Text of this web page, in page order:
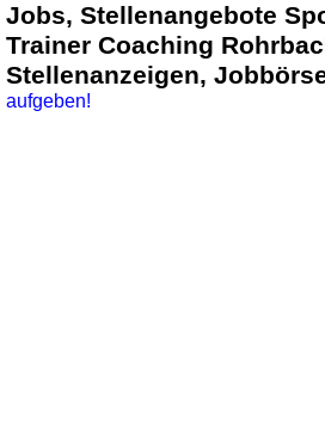
Jobs, Stellenangebote
Trainer Coaching
Stellenanzeigen,
aufgeben!